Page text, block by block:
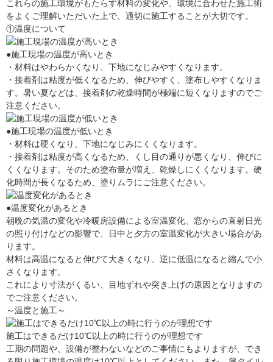
これらの施工環境がもたらす材料の変化や、環境に合わせた施工術
をよくご理解いただいた上で、適切に施工することが大切です。
①温度について
●施工現場の温度が高いとき
・材料はやわらかくなり、下地になじみやすくなります。
・接着剤は粘度が低くなるため、伸びやすく、塗布しやすくなりま
す。暑い夏などは、接着剤の乾燥時間が極端に短くなりますのでご
注意ください。
●施工現場の温度が低いとき
・材料は硬くなり、下地になじみにくくなります。
・接着剤は粘度が高くなるため、くし目の通りが悪くなり、伸びに
くくなります。そのため塗布量が増え、乾燥しにくくなります。硬
化時間が長くなるため、塗りムラにご注意ください。
●温度変化があるとき
朝晩の気温の変化や冷暖房設備による室温変化、窓からの直射日光
の照り付けなどの影響で、日中と夕方の室温変化が大きい場合があ
ります。
材料は高温になると伸びて大きくなり、逆に低温になると縮んで小
さくなります。
これにより寸法がくるい、目地ずれや突き上げの原因となりますの
でご注意ください。
～温度と施工～
施工はできるだけ10℃以上の時に行うのが理想です
工期の問題や、設備が整わないなどのご事情にもよりますが、でき